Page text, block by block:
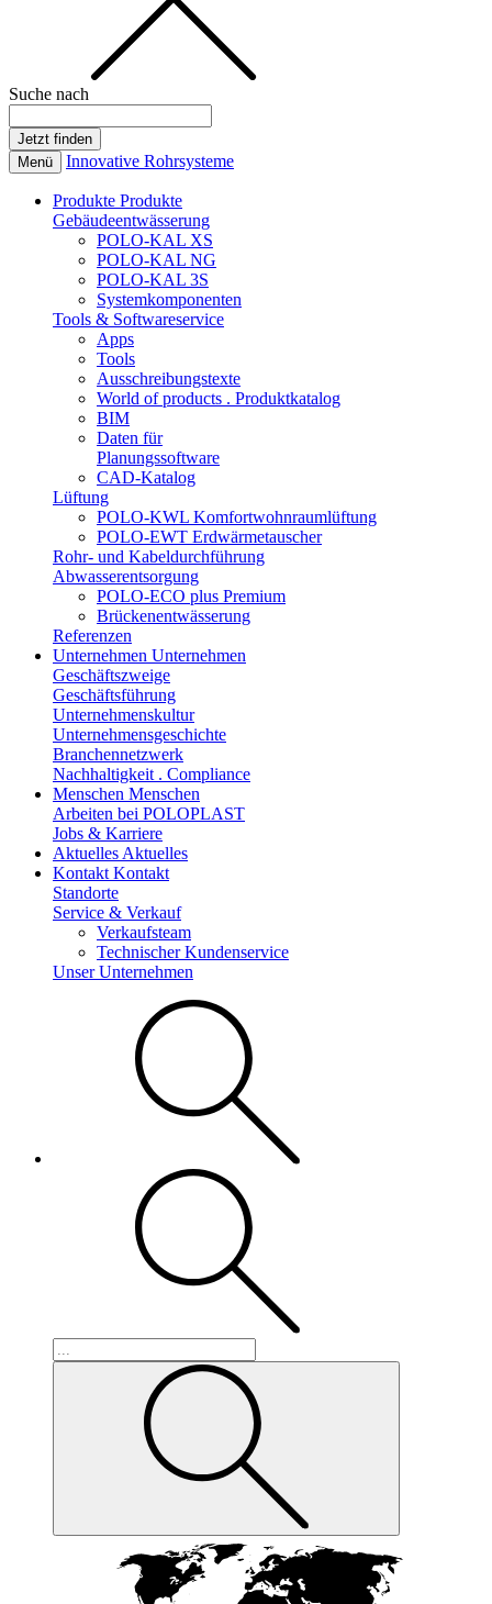
Suche nach
Menü Innovative Rohrsysteme
Produkte Produkte
Gebäudeentwässerung
POLO-KAL XS
POLO-KAL NG
POLO-KAL 3S
Systemkomponenten
Tools & Softwareservice
Apps
Tools
Ausschreibungstexte
World of products . Produktkatalog
BIM
Daten für
Planungssoftware
CAD-Katalog
Lüftung
POLO-KWL Komfortwohnraumlüftung
POLO-EWT Erdwärmetauscher
Rohr- und Kabeldurchführung
Abwasserentsorgung
POLO-ECO plus Premium
Brückenentwässerung
Referenzen
Unternehmen Unternehmen
Geschäftszweige
Geschäftsführung
Unternehmenskultur
Unternehmensgeschichte
Branchennetzwerk
Nachhaltigkeit . Compliance
Menschen Menschen
Arbeiten bei POLOPLAST
Jobs & Karriere
Aktuelles Aktuelles
Kontakt Kontakt
Standorte
Service & Verkauf
Verkaufsteam
Technischer Kundenservice
Unser Unternehmen